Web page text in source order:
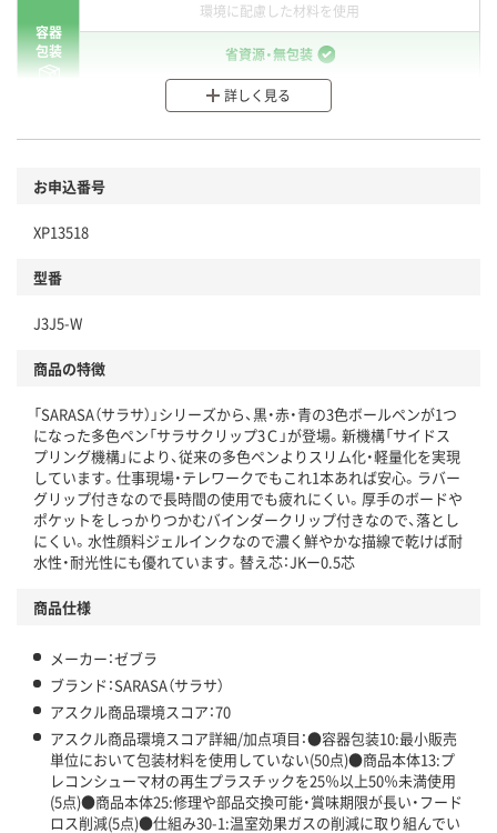
容器
包装
環境に配慮した材料を使用
省資源・無包装
分別・リサイクルしやすい設計
商品
本体
仕組
この商品の環境配慮ポイントです。下記商品詳細「
アスクル商品環境スコア詳細／加点項目
」で確認できます。
詳しく見る
お申込番号
XP13518
型番
J3J5-W
商品の特徴
「SARASA（サラサ）」シリーズから、黒・赤・青の3色ボールペンが1つ
になった多色ペン「サラサクリップ3Ｃ」が登場。新機構「サイドス
プリング機構」により、従来の多色ペンよりスリム化・軽量化を実現
しています。仕事現場・テレワークでもこれ1本あれば安心。ラバー
グリップ付きなので長時間の使用でも疲れにくい。厚手のボードや
ポケットをしっかりつかむバインダークリップ付きなので、落とし
にくい。水性顔料ジェルインクなので濃く鮮やかな描線で乾けば耐
水性・耐光性にも優れています。替え芯：JKー0.5芯
商品仕様
メーカー：ゼブラ
ブランド：SARASA（サラサ）
アスクル商品環境スコア：70
アスクル商品環境スコア詳細/加点項目：●容器包装10:最小販売
単位において包装材料を使用していない(50点)●商品本体13:プ
レコンシューマ材の再生プラスチックを25％以上50％未満使用
(5点)●商品本体25:修理や部品交換可能・賞味期限が長い・フード
ロス削減(5点)●仕組み30-1:温室効果ガスの削減に取り組んでい